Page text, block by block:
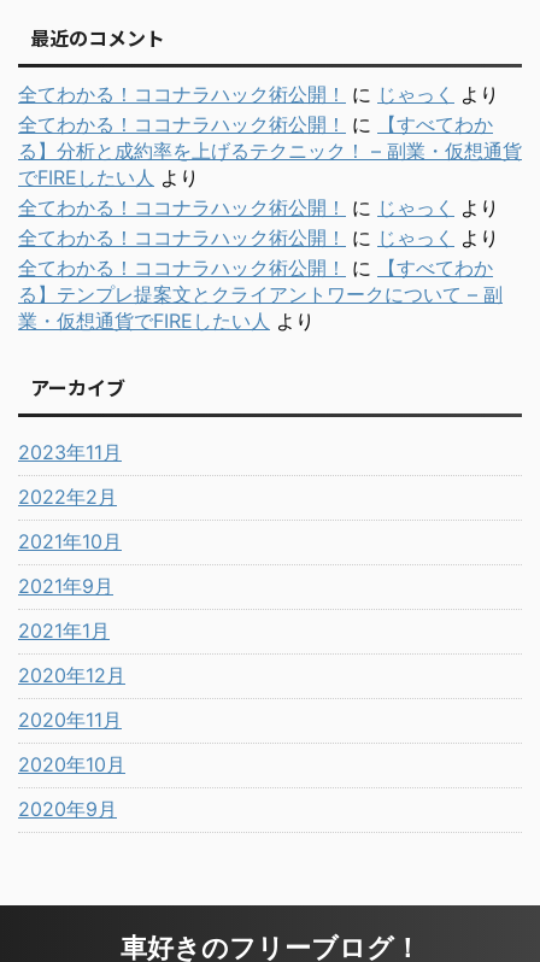
最近のコメント
全てわかる！ココナラハック術公開！ に じゃっく
より
全てわかる！ココナラハック術公開！
に
【すべてわか
る】分析と成約率を上げるテクニック！ – 副業・仮想通貨
でFIREしたい人 より
全てわかる！ココナラハック術公開！
に じゃっく
より
全てわかる！ココナラハック術公開！
に じゃっく
より
全てわかる！ココナラハック術公開！
に
【すべてわか
る】テンプレ提案文とクライアントワークについて – 副
業・仮想通貨でFIREしたい人 より
アーカイブ
2023年11月
2022年2月
2021年10月
2021年9月
2021年1月
2020年12月
2020年11月
2020年10月
2020年9月
車好きのフリーブログ！